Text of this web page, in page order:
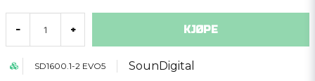
- + KJØPE
SD1600.1-2 EVO5 SounDigital